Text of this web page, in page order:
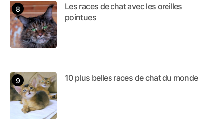
Les races de chat avec les oreilles
pointues
10 plus belles races de chat du monde